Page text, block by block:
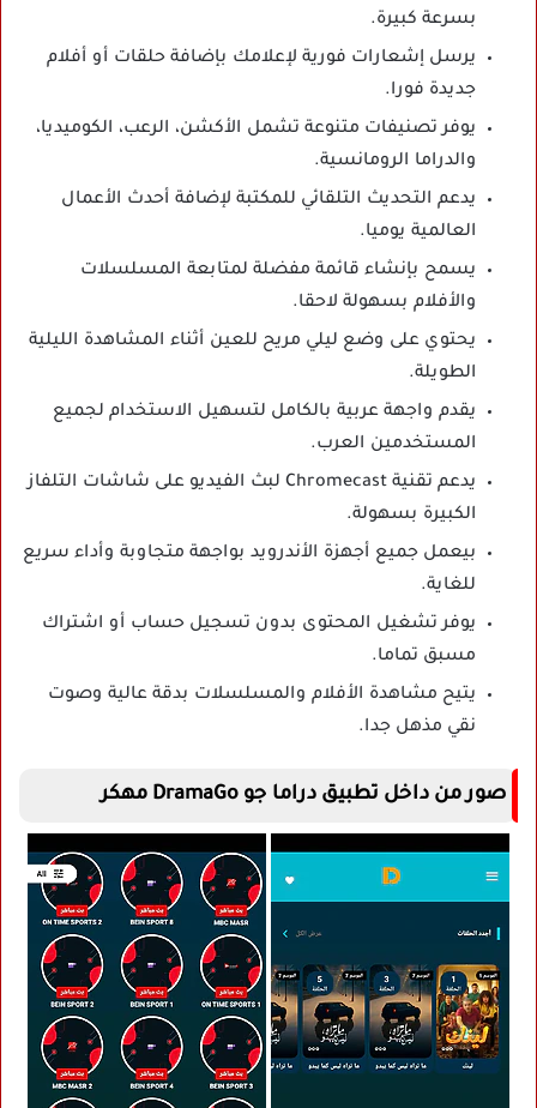
بسرعة كبيرة.
يرسل إشعارات فورية لإعلامك بإضافة حلقات أو أفلام
جديدة فورا.
يوفر تصنيفات متنوعة تشمل الأكشن، الرعب، الكوميديا،
والدراما الرومانسية.
يدعم التحديث التلقائي للمكتبة لإضافة أحدث الأعمال
العالمية يوميا.
يسمح بإنشاء قائمة مفضلة لمتابعة المسلسلات
والأفلام بسهولة لاحقا.
يحتوي على وضع ليلي مريح للعين أثناء المشاهدة الليلية
الطويلة.
يقدم واجهة عربية بالكامل لتسهيل الاستخدام لجميع
المستخدمين العرب.
يدعم تقنية Chromecast لبث الفيديو على شاشات التلفاز
الكبيرة بسهولة.
بيعمل جميع أجهزة الأندرويد بواجهة متجاوبة وأداء سريع
للغاية.
يوفر تشغيل المحتوى بدون تسجيل حساب أو اشتراك
مسبق تماما.
يتيح مشاهدة الأفلام والمسلسلات بدقة عالية وصوت
نقي مذهل جدا.
صور من داخل تطبيق دراما جو DramaGo مهكر